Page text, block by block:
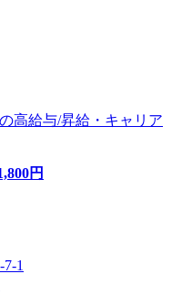
高給与/昇給・キャリア
円
1